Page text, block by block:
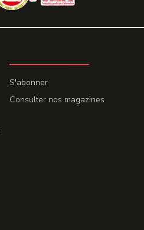
S'abonner
Consulter nos magazines